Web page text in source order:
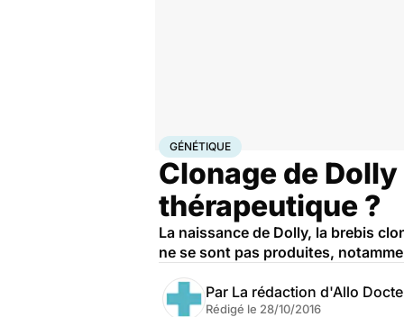
AccueilSantéMaladies
GÉNÉTIQUE
Clonage de
thérapeutique ?
La naissance de Dolly, la brebis
ne se sont pas produites,
Par La rédaction d'Allo
Rédigé le 28/10/2016